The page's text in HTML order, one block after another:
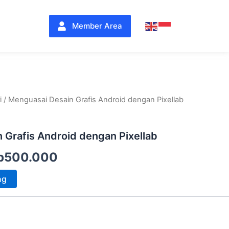
Member Area
/ Menguasai Desain Grafis Android dengan Pixellab
Grafis Android dengan Pixellab
500.000
Harga
ini
adalah: